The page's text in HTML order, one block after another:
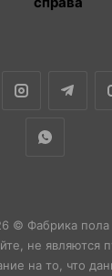
© Фабрика пола
не являются
на то, что